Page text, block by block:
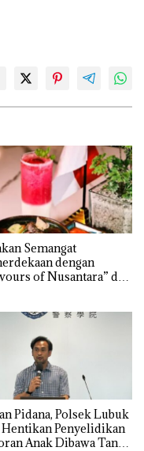
Semangat
dengan
of Nusantara” di
Pidana, Polsek Lubuk
Hentikan Penyelidikan
Anak Dibawa Tanpa